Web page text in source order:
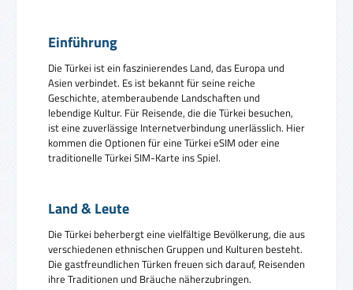
Einführung
Die Türkei ist ein faszinierendes Land, das Europa und
Asien verbindet. Es ist bekannt für seine reiche
Geschichte, atemberaubende Landschaften und
lebendige Kultur. Für Reisende, die die Türkei besuchen,
ist eine zuverlässige Internetverbindung unerlässlich. Hier
kommen die Optionen für eine Türkei eSIM oder eine
traditionelle Türkei SIM-Karte ins Spiel.
Land & Leute
Die Türkei beherbergt eine vielfältige Bevölkerung, die aus
verschiedenen ethnischen Gruppen und Kulturen besteht.
Die gastfreundlichen Türken freuen sich darauf, Reisenden
ihre Traditionen und Bräuche näherzubringen.